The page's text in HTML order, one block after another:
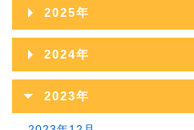
2026年08月
2026年07月
2026年06月
2026年05月
2025年
2025年12月
2025年11月
2025年10月
2024年
2024年12月
2023年